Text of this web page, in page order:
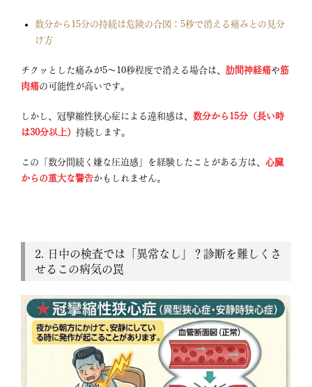
数分から15分の持続は危険の合図：5秒で消える痛みとの見分
け方
チクッとした痛みが5〜10秒程度で消える場合は、 肋間神経痛や筋
肉痛の可能性が高いです。
しかし、冠攣縮性狭心症による違和感は、 数分から15分（長い時
は30分以上） 持続します。
この「数分間続く嫌な圧迫感」を経験したことがある方は、 心臓
からの重大な警告かもしれません。
2. 日中の検査では「異常なし」？診断を難しくさ
せるこの病気の罠